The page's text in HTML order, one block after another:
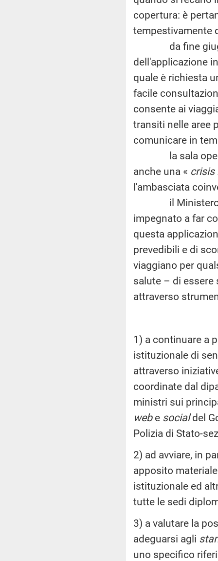
copertura: è
tempestivamente
da fine giugno
dell'applicazione
quale è richiesta
facile
consente ai
transiti nelle aree
comunicare in
la sala
anche una « crisis
l'ambasciata
il Ministero
impegnato a far
questa
prevedibili e di
viaggiano per
salute – di
attraverso
1) a continuare a
istituzionale di
attraverso
coordinate dal
ministri sui
webe socialdel
Polizia di Stato-
2) ad avviare, in
apposito
istituzionale ed
tutte le sedi
3) a valutare la
adeguarsi agli
uno specifico